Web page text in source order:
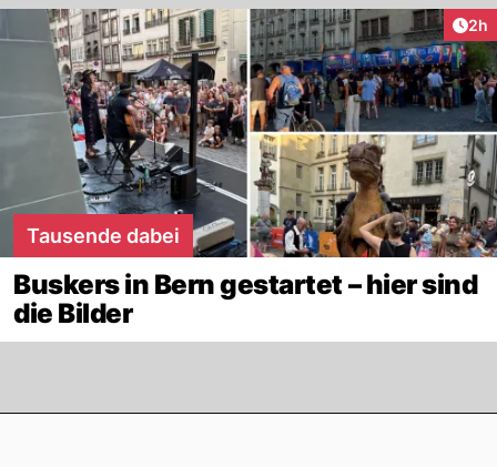
2h
Tausende dabei
Buskers in Bern gestartet – hier sind
die Bilder